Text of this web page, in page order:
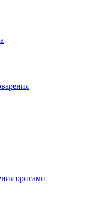
оригами